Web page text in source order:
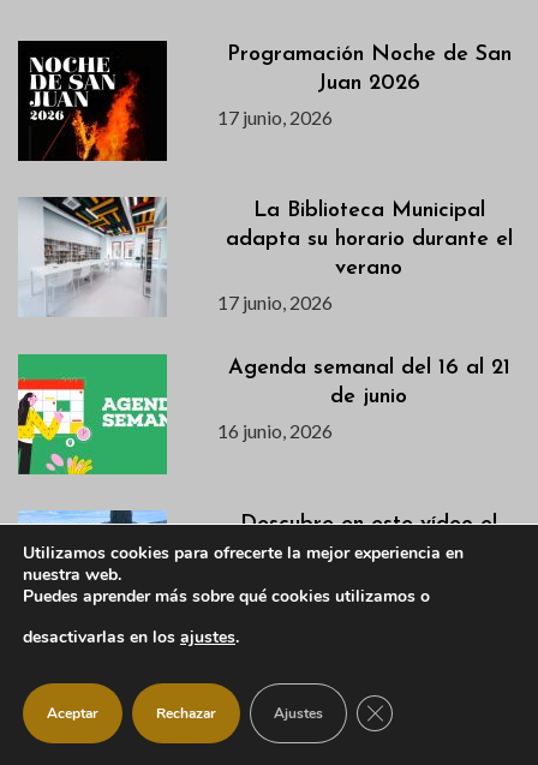
Programación Noche de San
Juan 2026
17 junio, 2026
La Biblioteca Municipal
adapta su horario durante el
verano
17 junio, 2026
Agenda semanal del 16 al 21
de junio
16 junio, 2026
Descubre en este vídeo el
avance de la primera semana
Excavación en el Castillo
Actualización Campaña de
Utilizamos cookies para ofrecerte la mejor experiencia en
nuestra web.
Puedes aprender más sobre qué cookies utilizamos o
desactivarlas en los ajustes.
Aceptar Rechazar Ajustes CERRAR EL